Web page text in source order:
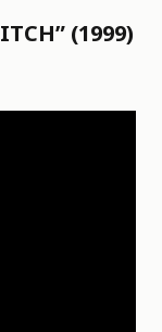
(1999)